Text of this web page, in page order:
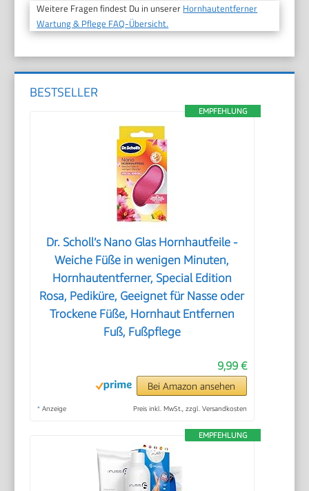
Weitere Fragen findest Du in unserer Hornhautentferner
Wartung & Pflege FAQ-Übersicht.
BESTSELLER
EMPFEHLUNG
Dr. Scholl’s Nano Glas Hornhautfeile -
Weiche Füße in wenigen Minuten,
Hornhautentferner, Special Edition
Rosa, Pediküre, Geeignet für Nasse oder
Trockene Füße, Hornhaut Entfernen
Fuß, Fußpflege
9,99 €
Bei Amazon ansehen
* Anzeige Preis inkl. MwSt., zzgl. Versandkosten
EMPFEHLUNG